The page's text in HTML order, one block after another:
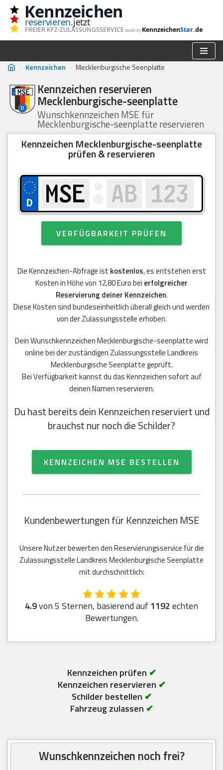
Zum
Inhalt
Kennzeichen
reservieren.jetzt
FREIER KFZ-ZULASSUNGSSERVICE made by KennzeichenStar.de
› Kennzeichen › Mecklenburgische Seenplatte
Kennzeichen reservieren
Mecklenburgische-seenplatte
Wunschkennzeichen MSE für
Mecklenburgische-seenplatte reservieren
Kennzeichen Mecklenburgische-seenplatte
prüfen & reservieren
VERFÜGBARKEIT PRÜFEN
Die Kennzeichen-Abfrage ist kostenlos, es entstehen erst
Kosten in Höhe von 12,80 Euro bei erfolgreicher
Reservierung deiner Kennzeichen.
Diese Kosten sind bundeseinheitlich überall gleich und werden
von der Zulassungsstelle erhoben.
Dein Wunschkennzeichen Mecklenburgische-seenplatte wird
online bei der zuständigen Zulassungsstelle Landkreis
Mecklenburgische Seenplatte geprüft.
Bei Verfügbarkeit kannst du das Kennzeichen sofort auf
deinen Namen reservieren.
Du hast bereits dein Kennzeichen reserviert und
brauchst nur noch die Schilder?
KENNZEICHEN MSE BESTELLEN
Kundenbewertungen für Kennzeichen MSE
Unsere Nutzer bewerten den Reservierungsservice für die
Zulassungsstelle Landkreis Mecklenburgische Seenplatte
mit durchschnittlich:
4.9von 5 Sternen, basierend auf1192 echten
Bewertungen.
Kennzeichen prüfen ✔
Kennzeichen reservieren ✔
Schilder bestellen ✔
Fahrzeug zulassen ✔
Wunschkennzeichen noch frei?